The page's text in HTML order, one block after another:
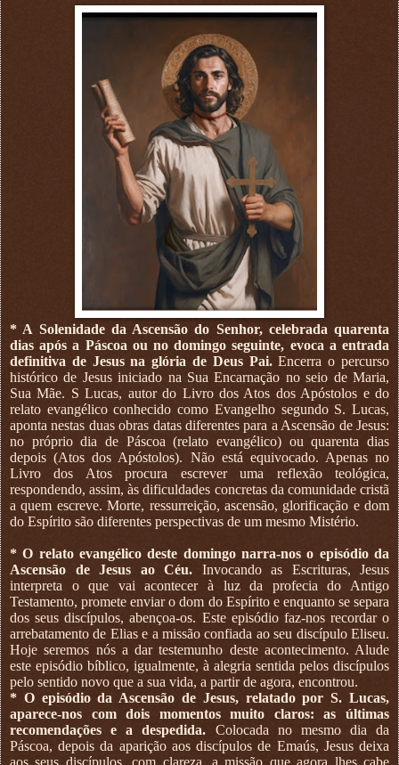
* A Solenidade da Ascensão do Senhor, celebrada quarenta
dias após a Páscoa ou no domingo seguinte, evoca a entrada
definitiva de Jesus na glória de Deus Pai.Encerra o percurso
histórico de Jesus iniciado na Sua Encarnação no seio de Maria,
Sua Mãe. S Lucas, autor do Livro dos Atos dos Apóstolos e do
relato evangélico conhecido como Evangelho segundo S. Lucas,
aponta nestas duas obras datas diferentes para a Ascensão de Jesus:
no próprio dia de Páscoa (relato evangélico) ou quarenta dias
depois (Atos dos Apóstolos). Não está equivocado. Apenas no
Livro dos Atos procura escrever uma reflexão teológica,
respondendo, assim, às dificuldades concretas da comunidade cristã
a quem escreve. Morte, ressurreição, ascensão, glorificação e dom
do Espírito são diferentes perspectivas de um mesmo Mistério.
* O relato evangélico deste domingo narra-nos o episódio da
Ascensão de Jesus ao Céu. Invocando as Escrituras, Jesus
interpreta o que vai acontecer à luz da profecia do Antigo
Testamento, promete enviar o dom do Espírito e enquanto se separa
dos seus discípulos, abençoa-os. Este episódio faz-nos recordar o
arrebatamento de Elias e a missão confiada ao seu discípulo Eliseu.
Hoje seremos nós a dar testemunho deste acontecimento. Alude
este episódio bíblico, igualmente, à alegria sentida pelos discípulos
pelo sentido novo que a sua vida, a partir de agora, encontrou.
* O episódio da Ascensão de Jesus, relatado por S. Lucas,
aparece-nos com dois momentos muito claros: as últimas
recomendações e a despedida. Colocada no mesmo dia da
Páscoa, depois da aparição aos discípulos de Emaús, Jesus deixa
aos seus discípulos, com clareza, a missão que agora lhes cabe